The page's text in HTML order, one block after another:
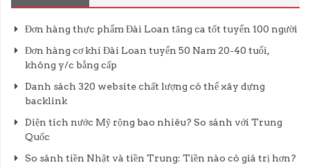
Đơn hàng thực phẩm Đài Loan tăng ca tốt tuyển 100 người
Đơn hàng cơ khí Đài Loan tuyển 50 Nam 20-40 tuổi,
không y/c bằng cấp
Danh sách 320 website chất lượng có thể xây dựng
backlink
Diện tích nước Mỹ rộng bao nhiêu? So sánh với Trung
Quốc
So sánh tiền Nhật và tiền Trung: Tiền nào có giá trị hơn?